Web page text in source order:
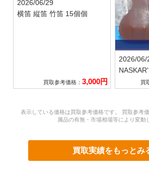
2026/06/29
横笛 縦笛 竹笛 15個個
買取参考価格： 3,000円
2026/06/
買
表示している価格は買取参考価格です。 買取参考
属品の有無・市場相場等により変動
買取実績をもっとみ